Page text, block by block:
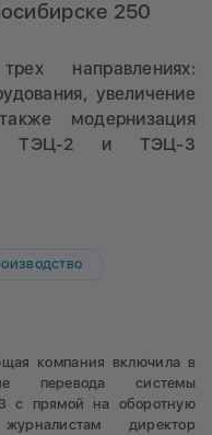
250
направлениях:
увеличение
модернизация
ТЭЦ-2 и ТЭЦ-3
компания включила в
перевода системы
с прямой на оборотную
директор